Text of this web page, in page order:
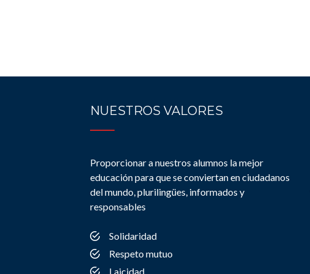
NUESTROS VALORES
Proporcionar a nuestros alumnos la mejor
educación para que se conviertan en ciudadanos
del mundo, plurilingües, informados y
responsables
Solidaridad
Respeto mutuo
Laicidad